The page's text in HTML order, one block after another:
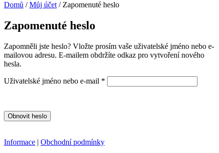
Domů /Můj účet / Zapomenuté heslo
Zapomenuté heslo
Zapomněli jste heslo? Vložte prosím vaše uživatelské jméno nebo e-
mailovou adresu. E-mailem obdržíte odkaz pro vytvoření nového
hesla.
Uživatelské jméno nebo e-mail *
Obnovit heslo
Informace | Obchodní podmínky